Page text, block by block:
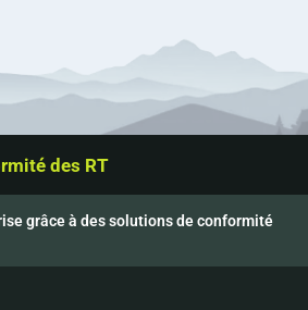
des RT
grâce à des solutions de conformité